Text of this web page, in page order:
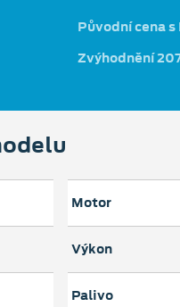
Původní cena s
Zvýhodnění
Motor
Výkon
Palivo